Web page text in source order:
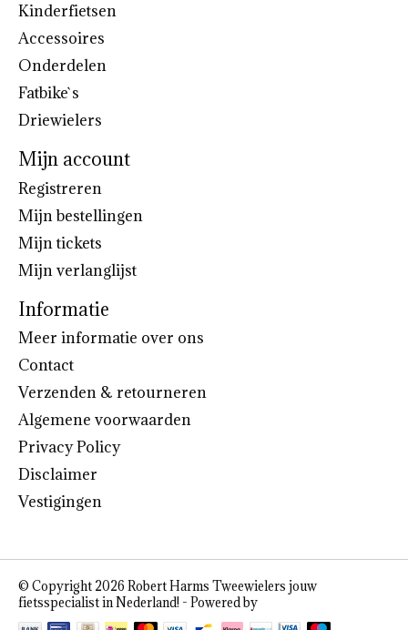
Kinderfietsen
Accessoires
Onderdelen
Fatbike`s
Driewielers
Mijn account
Registreren
Mijn bestellingen
Mijn tickets
Mijn verlanglijst
Informatie
Meer informatie over ons
Contact
Verzenden & retourneren
Algemene voorwaarden
Privacy Policy
Disclaimer
Vestigingen
© Copyright 2026 Robert Harms Tweewielers jouw
fietsspecialist in Nederland! - Powered by